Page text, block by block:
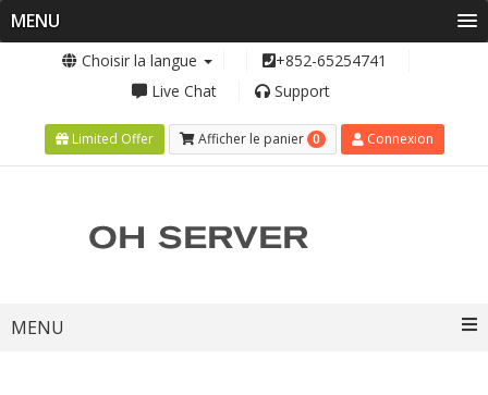
MENU
Choisir la langue
+852-65254741
Live Chat
Support
Limited Offer Afficher le panier 0 Connexion
MENU